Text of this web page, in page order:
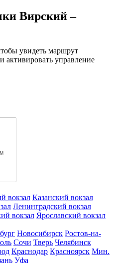
Вирский –
увидеть маршрут
активировать управление
вокзал Казанский вокзал
Ленинградский вокзал
вокзал Ярославский вокзал
Новосибирск Ростов-на-
Сочи Тверь Челябинск
Краснодар Красноярск Мин.
Уфа